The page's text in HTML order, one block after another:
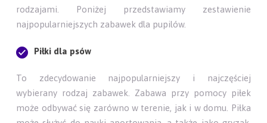
rodzajami. Poniżej przedstawiamy zestawienie
najpopularniejszych zabawek dla pupilów.
Piłki dla psów
To zdecydowanie najpopularniejszy i najczęściej
wybierany rodzaj zabawek. Zabawa przy pomocy piłek
może odbywać się zarówno w terenie, jak i w domu. Piłka